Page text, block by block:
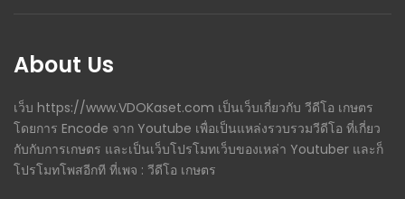
About Us
เว็บ https://www.VDOKaset.com เป็นเว็บเกี่ยวกับ วีดีโอ เกษตร
โดยการ Encode จาก Youtube เพื่อเป็นแหล่งรวบรวมวีดีโอ ที่เกี่ยว
กับกับการเกษตร และเป็นเว็บโปรโมทเว็บของเหล่า Youtuber และก็
โปรโมทโพสอีกที ที่เพจ : วีดีโอ เกษตร